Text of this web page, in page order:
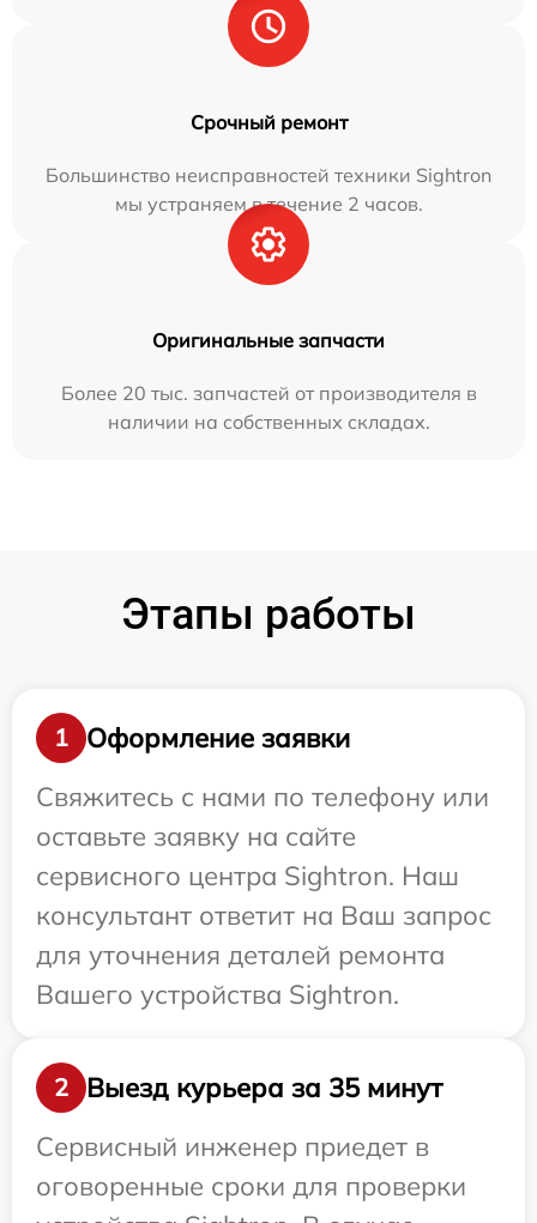
Срочный ремонт
Большинство неисправностей техники Sightron
мы устраняем в течение 2 часов.
Оригинальные запчасти
Более 20 тыс. запчастей от производителя в
наличии на собственных складах.
Этапы работы
1
Оформление заявки
Свяжитесь с нами по телефону или
оставьте заявку на сайте
сервисного центра Sightron. Наш
консультант ответит на Ваш запрос
для уточнения деталей ремонта
Вашего устройства Sightron.
2
Выезд курьера за 35 минут
Сервисный инженер приедет в
оговоренные сроки для проверки